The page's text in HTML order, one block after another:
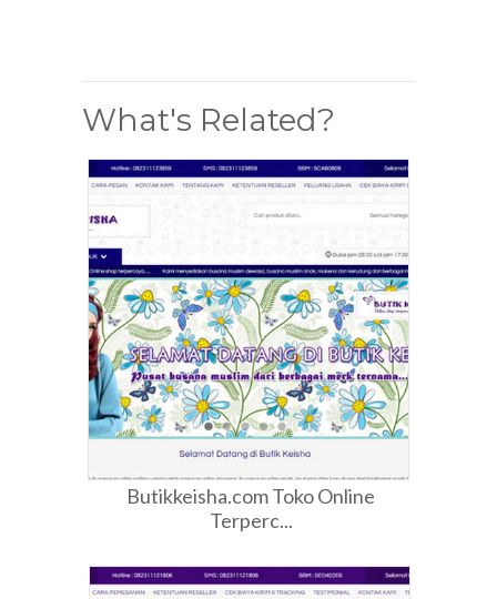
What's Related?
Butikkeisha.com Toko Online
Terperc...